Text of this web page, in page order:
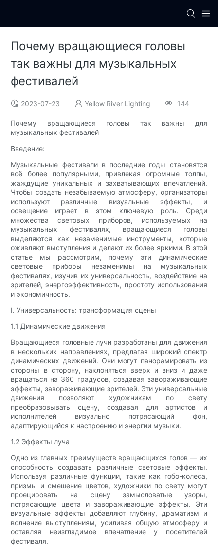
Почему вращающиеся головы
так важны для музыкальных
фестивалей
2023-07-23 Yellow River Lighting 144
Почему вращающиеся головы так важны для
музыкальных фестивалей
Введение:
Музыкальные фестивали в последние годы становятся
всё более популярными, привлекая огромные толпы,
жаждущие уникальных и захватывающих впечатлений.
Чтобы создать незабываемую атмосферу, организаторы
используют различные визуальные эффекты, и
освещение играет в этом ключевую роль. Среди
множества световых приборов, используемых на
музыкальных фестивалях, вращающиеся головы
выделяются как незаменимые инструменты, которые
оживляют выступления и делают их более яркими. В этой
статье мы рассмотрим, почему эти динамические
световые приборы незаменимы на музыкальных
фестивалях, изучив их универсальность, воздействие на
зрителей, энергоэффективность, простоту использования
и экономичность.
I. Универсальность: трансформация сцены
1.1 Динамические движения
Вращающиеся головные лучи разработаны для движения
в нескольких направлениях, предлагая широкий спектр
динамических движений. Они могут панорамировать из
стороны в сторону, наклоняться вверх и вниз и даже
вращаться на 360 градусов, создавая завораживающие
эффекты, завораживающие зрителей. Эти универсальные
движения позволяют художникам по свету
преобразовывать сцену, создавая для артистов и
исполнителей визуально потрясающий фон,
адаптирующийся к настроению и энергии музыки.
1.2 Эффекты луча
Одно из главных преимуществ вращающихся голов — их
способность создавать различные световые эффекты.
Используя различные функции, такие как гобо-колеса,
призмы и смешение цветов, художники по свету могут
проецировать на сцену замысловатые узоры,
потрясающие цвета и завораживающие эффекты. Эти
визуальные эффекты добавляют глубину, драматизм и
волнение выступлениям, усиливая общую атмосферу и
оставляя неизгладимое впечатление у посетителей
фестиваля.